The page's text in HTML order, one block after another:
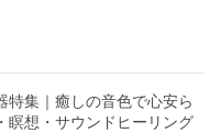
特集｜癒しの音色で心安ら
瞑想・サウンドヒーリング